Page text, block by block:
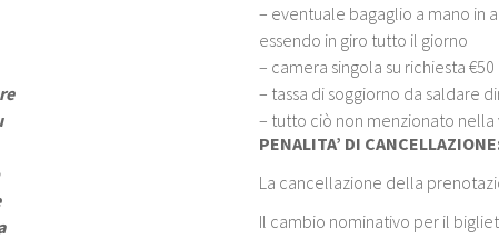
– eventuale bagaglio a mano in
essendo in giro tutto il giorno
– camera singola su richiesta
– tassa di soggiorno da saldare
– tutto ciò non menzionato
PENALITA’ DI
La cancellazione della
Il cambio nominativo per il